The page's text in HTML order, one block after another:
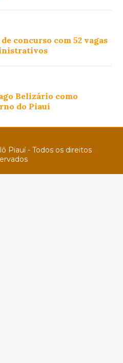
concurso com 52 vagas
Belizário como
do Piauí
Piauí - Todos os direitos